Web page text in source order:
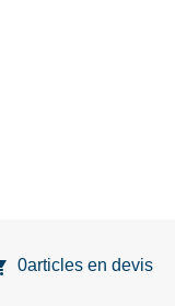
0articles en devis